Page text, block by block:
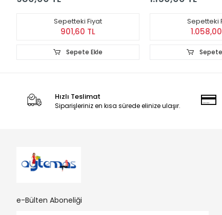
Kampanya, duyuru ve bilgilendirmelerden haberdar
olmak için kayıt olun.
Tüm bilgileriniz 256bit SSL Sertifikası ile korunmaktadır.